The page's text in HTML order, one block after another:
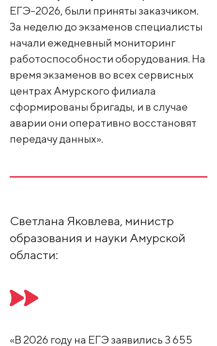
ЕГЭ-2026, были приняты заказчиком.
За неделю до экзаменов специалисты
начали ежедневный мониторинг
работоспособности оборудования. На
время экзаменов во всех сервисных
центрах Амурского филиала
сформированы бригады, и в случае
аварии они оперативно восстановят
передачу данных».
Светлана Яковлева, министр
образования и науки Амурской
области:
«В 2026 году на ЕГЭ заявились 3 655